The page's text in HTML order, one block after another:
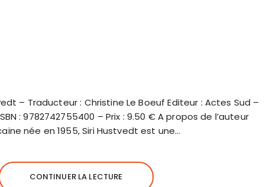
– Traducteur : Christine Le Boeuf Editeur : Actes Sud –
: 9782742755400 – Prix : 9.50 € A propos de l’auteur
née en 1955, Siri Hustvedt est une…
CONTINUER LA LECTURE